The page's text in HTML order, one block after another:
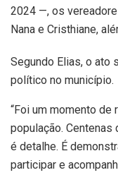
2024 —, os
Nana e Cristhiane,
Segundo Elias, o ato
político no município.
“Foi um momento
população.
é detalhe. É
participar e